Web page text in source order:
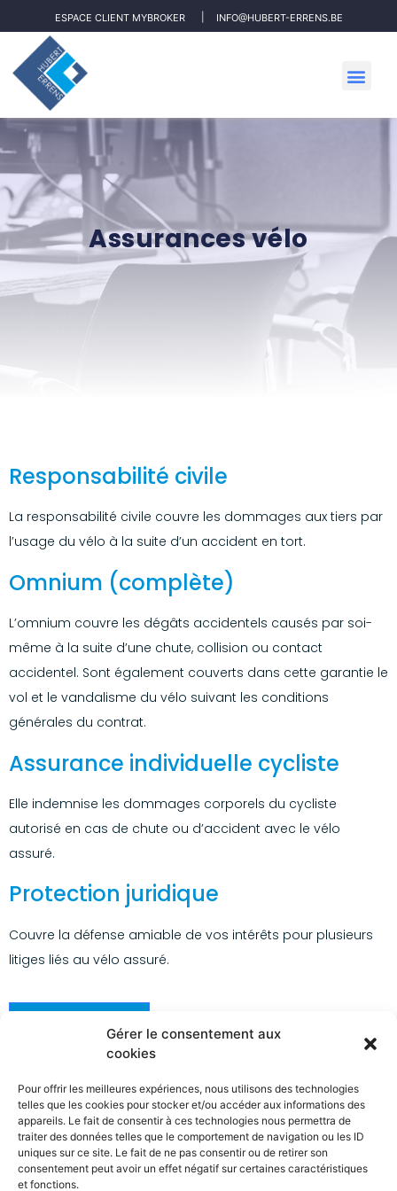
Gérer le consentement aux
cookies
Pour offrir les meilleures expériences, nous utilisons des technologies
telles que les cookies pour stocker et/ou accéder aux informations des
appareils. Le fait de consentir à ces technologies nous permettra de
traiter des données telles que le comportement de navigation ou les ID
uniques sur ce site. Le fait de ne pas consentir ou de retirer son
consentement peut avoir un effet négatif sur certaines caractéristiques
et fonctions.
ESPACE CLIENT MYBROKER INFO@HUBERT-ERRENS.BE
Assurances vélo
Responsabilité civile
La responsabilité civile couvre les dommages aux tiers par
l’usage du vélo à la suite d’un accident en tort.
Omnium (complète)
L’omnium couvre les dégâts accidentels causés par soi-
même à la suite d’une chute, collision ou contact
accidentel. Sont également couverts dans cette garantie le
vol et le vandalisme du vélo suivant les conditions
générales du contrat.
Assurance individuelle cycliste
Elle indemnise les dommages corporels du cycliste
autorisé en cas de chute ou d’accident avec le vélo
assuré.
Protection juridique
Couvre la défense amiable de vos intérêts pour plusieurs
litiges liés au vélo assuré.